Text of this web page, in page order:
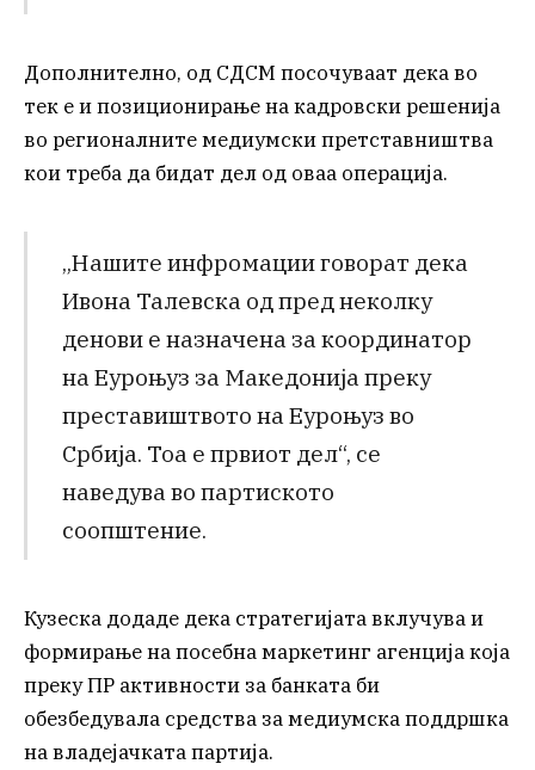
Дополнително, од СДСМ посочуваат дека во
тек е и позиционирање на кадровски решенија
во регионалните медиумски претставништва
кои треба да бидат дел од оваа операција.
„Нашите инфромации говорат дека
Ивона Талевска од пред неколку
денови е назначена за координатор
на Еуроњуз за Македонија преку
преставиштвото на Еуроњуз во
Србија. Тоа е првиот дел“, се
наведува во партиското
соопштение.
Кузеска додаде дека стратегијата вклучува и
формирање на посебна маркетинг агенција која
преку ПР активности за банката би
обезбедувала средства за медиумска поддршка
на владејачката партија.